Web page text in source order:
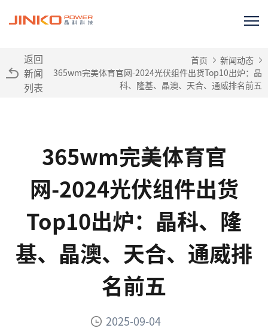
返回
新闻
列表
首页
新闻动态
365wm完美体育官网-2024光伏组件出货Top10出炉：晶
科、隆基、晶澳、天合、通威排名前五
365wm完美体育官
网-2024光伏组件出货
Top10出炉：晶科、隆
基、晶澳、天合、通威排
名前五
2025-09-04